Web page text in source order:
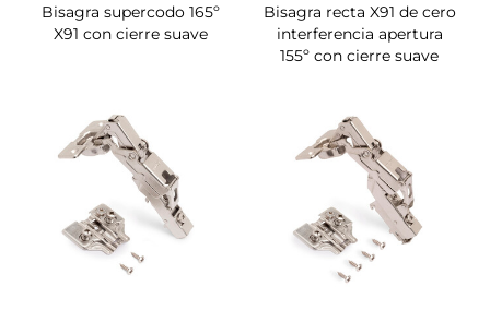
Bisagra supercodo 165º
X91 con cierre suave
Bisagra recta X91 de cero
interferencia apertura
155º con cierre suave